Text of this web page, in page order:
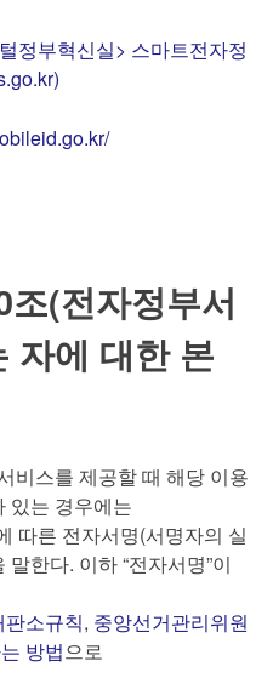
정부혁신실> 스마트전자정
(전자정부서
자에 대한 본
비스를 제공할 때 해당 이용
있는 경우에는
따른 전자서명(서명자의 실
한다. 이하 “전자서명”이
소규칙, 중앙선거관리위원
방법으로